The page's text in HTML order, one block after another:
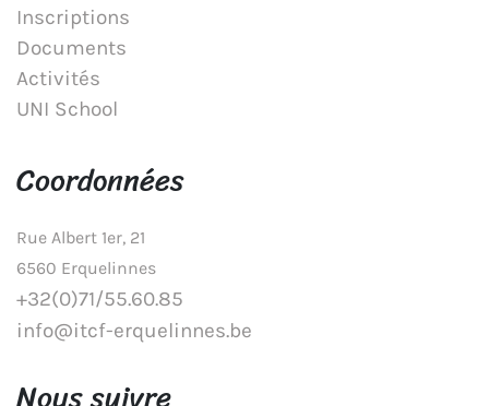
Inscriptions
Documents
Activités
UNI School
Coordonnées
Rue Albert 1er, 21
6560 Erquelinnes
+32(0)71/55.60.85
info@itcf-erquelinnes.be